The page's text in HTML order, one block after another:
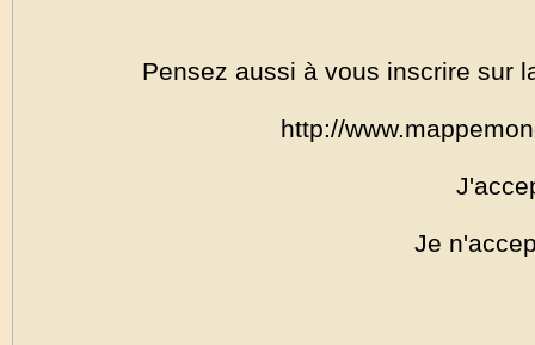
Pensez aussi à vous inscrire sur
http://
Je